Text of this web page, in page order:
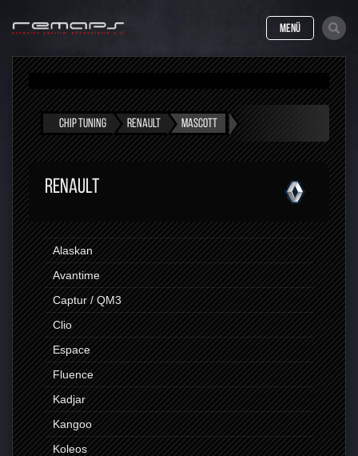
MENÜ
CHIP TUNING RENAULT MASCOTT
RENAULT
Alaskan
Avantime
Captur / QM3
Clio
Espace
Fluence
Kadjar
Kangoo
Koleos